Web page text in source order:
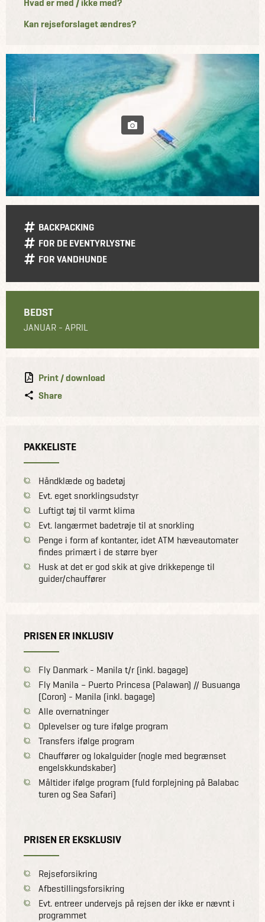
Hvad er med / ikke med?
Kan rejseforslaget ændres?
BACKPACKING
FOR DE EVENTYRLYSTNE
FOR VANDHUNDE
BEDST
JANUAR - APRIL
Print / download
Share
PAKKELISTE
Håndklæde og badetøj
Evt. eget snorklingsudstyr
Luftigt tøj til varmt klima
Evt. langærmet badetrøje til at snorkling
Penge i form af kontanter, idet ATM hæveautomater
findes primært i de større byer
Husk at det er god skik at give drikkepenge til
guider/chauffører
PRISEN ER INKLUSIV
Fly Danmark - Manila t/r (inkl. bagage)
Fly Manila – Puerto Princesa (Palawan) // Busuanga
(Coron) - Manila (inkl. bagage)
Alle overnatninger
Oplevelser og ture ifølge program
Transfers ifølge program
Chauffører og lokalguider (nogle med begrænset
engelskkundskaber)
Måltider ifølge program (fuld forplejning på Balabac
turen og Sea Safari)
PRISEN ER EKSKLUSIV
Rejseforsikring
Afbestillingsforsikring
Evt. entreer undervejs på rejsen der ikke er nævnt i
programmet